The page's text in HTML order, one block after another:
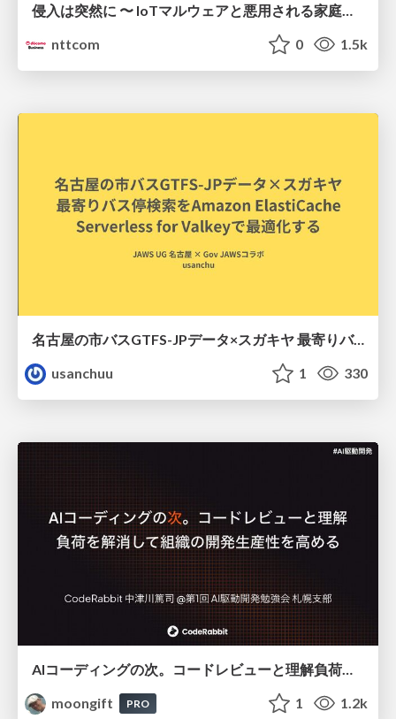
侵入は突然に 〜 IoTマルウェアと悪用される家庭の機器 ～ / When Intrusion Strikes: IoT Malware and the Abuse of Home Devices
nttcom
0 1.5k
名古屋の市バスGTFS-JPデータ×スガキヤ 最寄りバス停検索をAmazon ElastiCache Serverless for Valkeyで最適化する
usanchuu
1 330
moongift
PRO 1 1.2k